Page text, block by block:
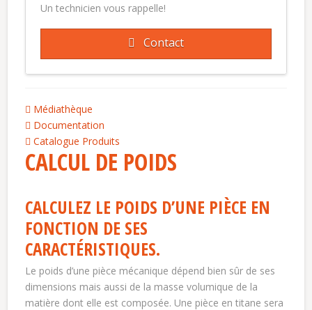
Un technicien vous rappelle!
Contact
Médiathèque
Documentation
Catalogue Produits
CALCUL DE POIDS
CALCULEZ LE POIDS D’UNE PIÈCE EN
FONCTION DE SES
CARACTÉRISTIQUES.
Le poids d’une pièce mécanique dépend bien sûr de ses
dimensions mais aussi de la masse volumique de la
matière dont elle est composée. Une pièce en titane sera